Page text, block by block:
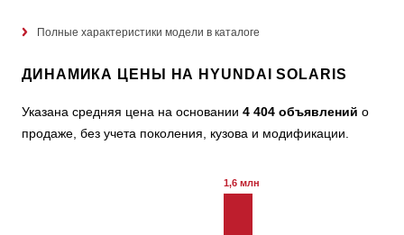
Полные характеристики модели в каталоге
ДИНАМИКА ЦЕНЫ НА HYUNDAI SOLARIS
Указана средняя цена на основании 4 404 объявлений о
продаже, без учета поколения, кузова и модификации.
1,6 млн